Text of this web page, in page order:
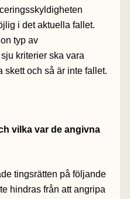
i det aktuella fallet.
typ av
kriterier ska vara
skett och så är inte fallet.
vilka var de angivna
tingsrätten på följande
hindras från att angripa